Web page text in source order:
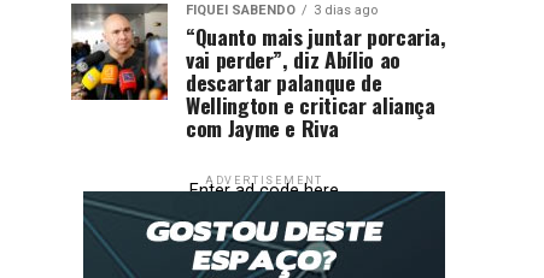
FIQUEI SABENDO 3 dias ago
“Quanto mais juntar porcaria,
vai perder”, diz Abílio ao
descartar palanque de
Wellington e criticar aliança
com Jayme e Riva
ADVERTISEMENT
Enter ad code here